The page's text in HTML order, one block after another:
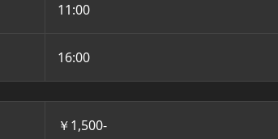
11:00
16:00
￥1,500-